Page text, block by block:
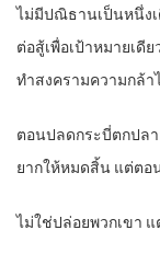
ไม่มีปณิธานเป็นหนึ่งเ
ต่อสู้เพื่อเป้าหมายเดี
ทำสงครามความกล้
ตอนปลดกระบี่ตกปล
ยากให้หมดสิ้น แต่ตอ
ไม่ใช่ปล่อยพวกเขา